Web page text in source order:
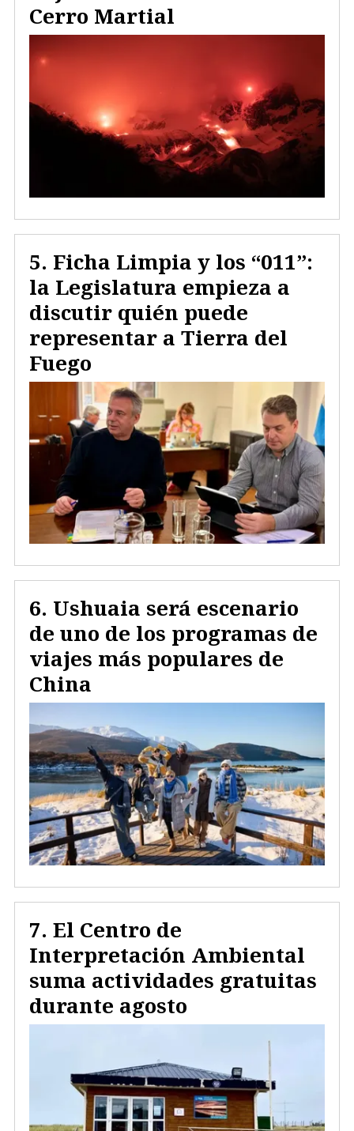
Cerro Martial
Ficha Limpia y los “011”:
la Legislatura empieza a
discutir quién puede
representar a Tierra del
Fuego
Ushuaia será escenario
de uno de los programas de
viajes más populares de
China
El Centro de
Interpretación Ambiental
suma actividades gratuitas
durante agosto